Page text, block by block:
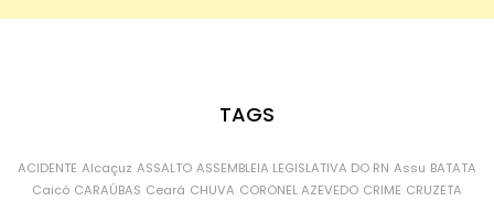
TAGS
ACIDENTE Alcaçuz ASSALTO ASSEMBLEIA LEGISLATIVA DO RN Assu BATATA
Caicó CARAÚBAS Ceará CHUVA CORONEL AZEVEDO CRIME CRUZETA